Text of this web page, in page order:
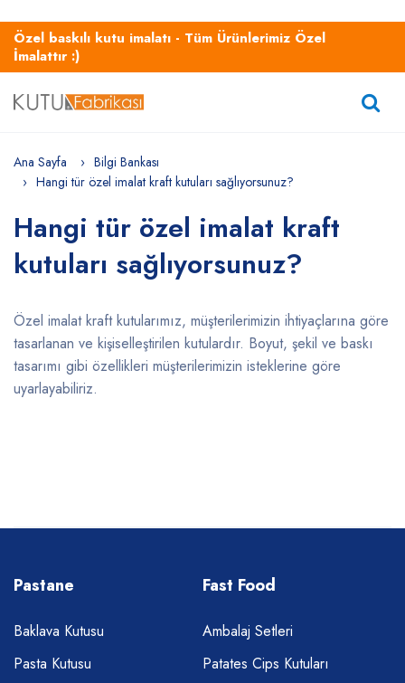
Özel baskılı kutu imalatı - Tüm Ürünlerimiz Özel
İmalattır :)
Ana Sayfa
Bilgi Bankası
Hangi tür özel imalat kraft kutuları sağlıyorsunuz?
Hangi tür özel imalat kraft
kutuları sağlıyorsunuz?
Özel imalat kraft kutularımız, müşterilerimizin ihtiyaçlarına göre
tasarlanan ve kişiselleştirilen kutulardır. Boyut, şekil ve baskı
tasarımı gibi özellikleri müşterilerimizin isteklerine göre
uyarlayabiliriz.
Pastane
Baklava Kutusu
Pasta Kutusu
Fast Food
Ambalaj Setleri
Patates Cips Kutuları